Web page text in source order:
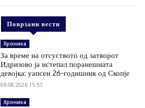
Поврзани вести
Хроника
За време на отсуството од затворот
Идризово ја истепал поранешната
девојка: уапсен 26-годишник од Скопје
06.08.2026 15:57
Хроника